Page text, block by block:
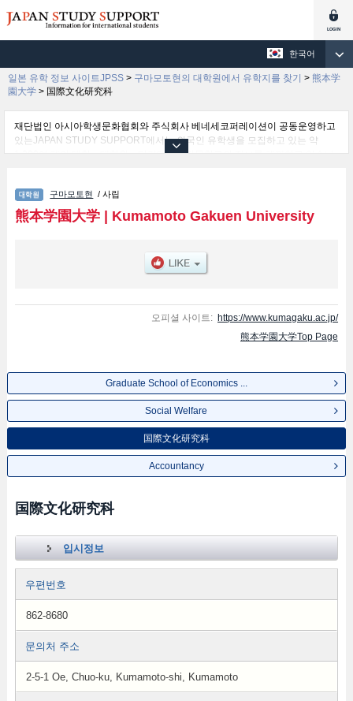
한국어
일본 유학 정보 사이트JPSS > 구마모토현의 대학원에서 유학지를 찾기 > 熊本学
園大学 > 国際文化研究科
재단법인 아시아학생문화협회와 주식회사 베네세코퍼레이션이 공동운영하고
있는JAPAN STUDY SUPPORT에서는 외국인 유학생을 모집하고 있는 약
1,300여 개의 대학・대학원・단기대학・전문학교의 정보를 게재하고 있습니
School of Economics and Commerce및Social Welfare및国際文化研究科및
Accountancy 등의 연구과별 정보, 모집정원과 합격자수 등의 입시정보, 시설안
내, 교통정보 등 외국인 유학생에게 유익하고 필요한 정보를 게재하고 있으므
구마모토현 / 사립
熊本学園大学| Kumamoto Gakuen University
오피셜 사이트: https://www.kumagaku.ac.jp/
熊本学園大学Top Page
Graduate School of Economics ...
Social Welfare
国際文化研究科
Accountancy
国際文化研究科
입시정보
우편번호
862-8680
문의처 주소
2-5-1 Oe, Chuo-ku, Kumamoto-shi, Kumamoto